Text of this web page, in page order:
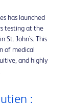
has launched
testing at the
St. John's. This
of medical
and highly
: